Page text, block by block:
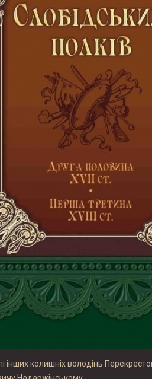
інших колишніх володінь